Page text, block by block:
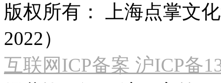
版权所有：
上海点掌文
2022）
互联网ICP备案 沪ICP备